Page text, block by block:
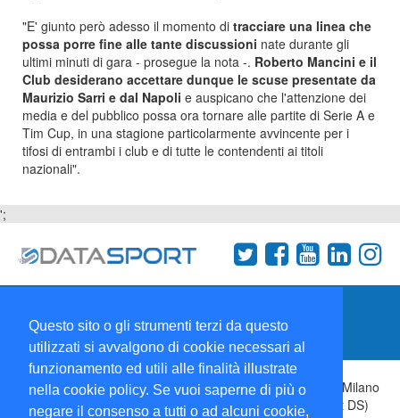
Questo sito o gli strumenti terzi da questo
utilizzati si avvalgono di cookie necessari al
funzionamento ed utili alle finalità illustrate
nella cookie policy. Se vuoi saperne di più o
negare il consenso a tutti o ad alcuni cookie,
"E' giunto però adesso il momento di tracciare una linea che
possa porre fine alle tante discussioni nate durante gli
ultimi minuti di gara - prosegue la nota -. Roberto Mancini e il
Club desiderano accettare dunque le scuse presentate da
Maurizio Sarri e dal Napoli e auspicano che l'attenzione dei
media e del pubblico possa ora tornare alle partite di Serie A e
Tim Cup, in una stagione particolarmente avvincente per i
tifosi di entrambi i club e di tutte le contendenti ai titoli
nazionali".
';
Collabora con noi
Copyright 1995-2026 © Wise Srl Via Palmanova 8 20132 Milano
Italia - P. IVA 09072090963 | ISSN: 2499-2925 (DataSport DS)